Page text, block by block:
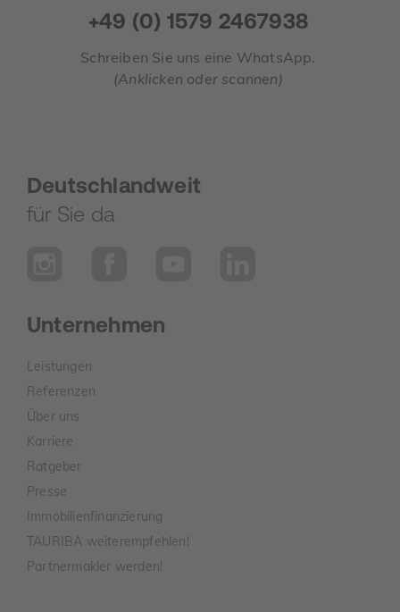
+49 (0) 1579 2467938
Schreiben Sie uns eine WhatsApp.
(Anklicken oder scannen)
Deutschlandweit
für Sie da
Unternehmen
Leistungen
Referenzen
Über uns
Karriere
Ratgeber
Presse
Immobilienfinanzierung
TAURIBA weiterempfehlen!
Partnermakler werden!